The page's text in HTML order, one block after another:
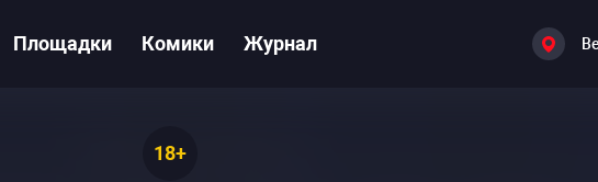
Площадки Комики Журнал
18+